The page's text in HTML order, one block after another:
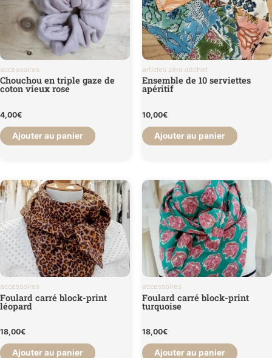
accessoires
Chouchou en triple gaze de
coton vieux rose
4,00€
Ajouter au panier
articles zéro déchet
Ensemble de 10 serviettes
apéritif
10,00€
Ajouter au panier
accessoires
Foulard carré block-print
léopard
18,00€
Ajouter au panier
accessoires
Foulard carré block-print
turquoise
18,00€
Ajouter au panier